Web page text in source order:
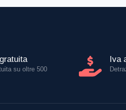
su oltre 500
Iva